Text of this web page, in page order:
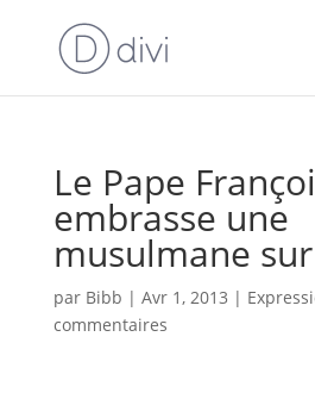
Le Pape
embrasse une
musulmane
par Bibb | Avr 1, 2013 |
commentaires